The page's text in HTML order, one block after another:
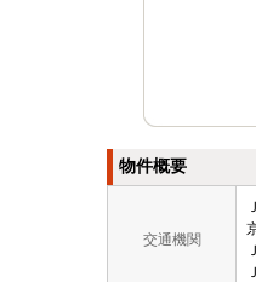
物件概要
交通機関